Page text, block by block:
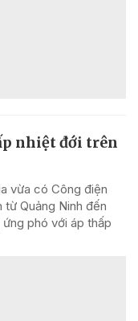
nhiệt đới trên
vừa có Công điện
Quảng Ninh đến
phó với áp thấp